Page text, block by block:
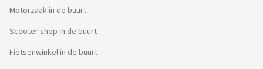
Motorzaak in de buurt
Scooter shop in de buurt
Fietsenwinkel in de buurt